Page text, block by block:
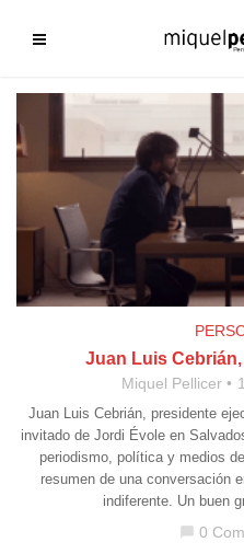
Juan Luis
Miquel Pellicer
Juan Luis Cebrián, presidente
invitado de Jordi Évole en
periodismo, política y medios
resumen de una conversación
indiferente. Un buen
chat_bubble 0